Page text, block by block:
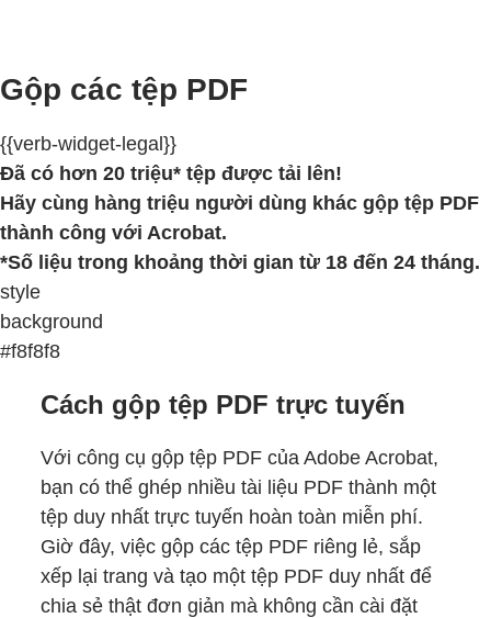
Gộp các tệp PDF
{{verb-widget-legal}}
Đã có hơn 20 triệu* tệp được tải lên!
Hãy cùng hàng triệu người dùng khác gộp tệp PDF
thành công với Acrobat.
*Số liệu trong khoảng thời gian từ 18 đến 24 tháng.
style
background
#f8f8f8
Cách gộp tệp PDF trực tuyến
Với công cụ gộp tệp PDF của Adobe Acrobat,
bạn có thể ghép nhiều tài liệu PDF thành một
tệp duy nhất trực tuyến hoàn toàn miễn phí.
Giờ đây, việc gộp các tệp PDF riêng lẻ, sắp
xếp lại trang và tạo một tệp PDF duy nhất để
chia sẻ thật đơn giản mà không cần cài đặt